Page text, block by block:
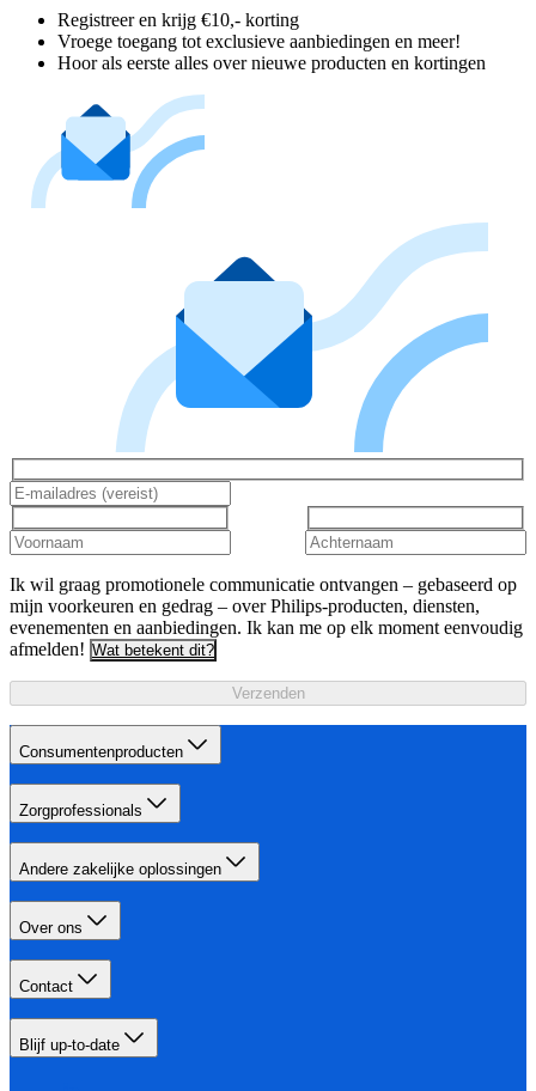
Registreer en krijg €10,- korting
Vroege toegang tot exclusieve aanbiedingen en meer!
Hoor als eerste alles over nieuwe producten en kortingen
Ik wil graag promotionele communicatie ontvangen – gebaseerd op
mijn voorkeuren en gedrag – over Philips-producten, diensten,
evenementen en aanbiedingen. Ik kan me op elk moment eenvoudig
afmelden! Wat betekent dit?
Verzenden
Consumentenproducten
Zorgprofessionals
Andere zakelijke oplossingen
Over ons
Contact
Blijf up-to-date